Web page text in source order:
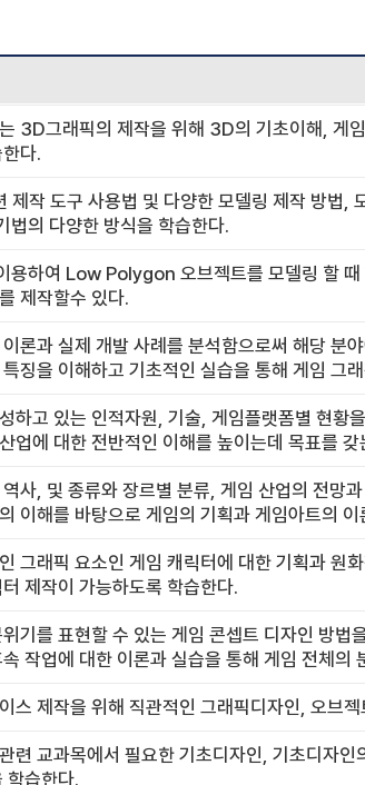
3D그래픽의 제작을 위해 3D의 기초이해, 게
다.
제작 도구 사용법 및 다양한 모델링 제작 방법,
법의 다양한 방식을 학습한다.
용하여 Low Polygon 오브젝트를 모델링 할
제작할수 있다.
론과 실제 개발 사례를 분석함으로써 해당 분
징을 이해하고 기초적인 실습을 통해 게임 그
하고 있는 인적자원, 기술, 게임플랫폼별 현황
업에 대한 전반적인 이해를 높이는데 목표를 갖
사, 및 종류와 장르별 분류, 게임 산업의 전망
이해를 바탕으로 게임의 기획과 게임아트의 이
그래픽 요소인 게임 캐릭터에 대한 기획과 원
제작이 가능하도록 학습한다.
기를 표현할 수 있는 게임 콘셉트 디자인 방
작업에 대한 이론과 실습을 통해 게임 전체
스 제작을 위해 직관적인 그래픽디자인, 오브
련 교과목에서 필요한 기초디자인, 기초디자
학습한다.